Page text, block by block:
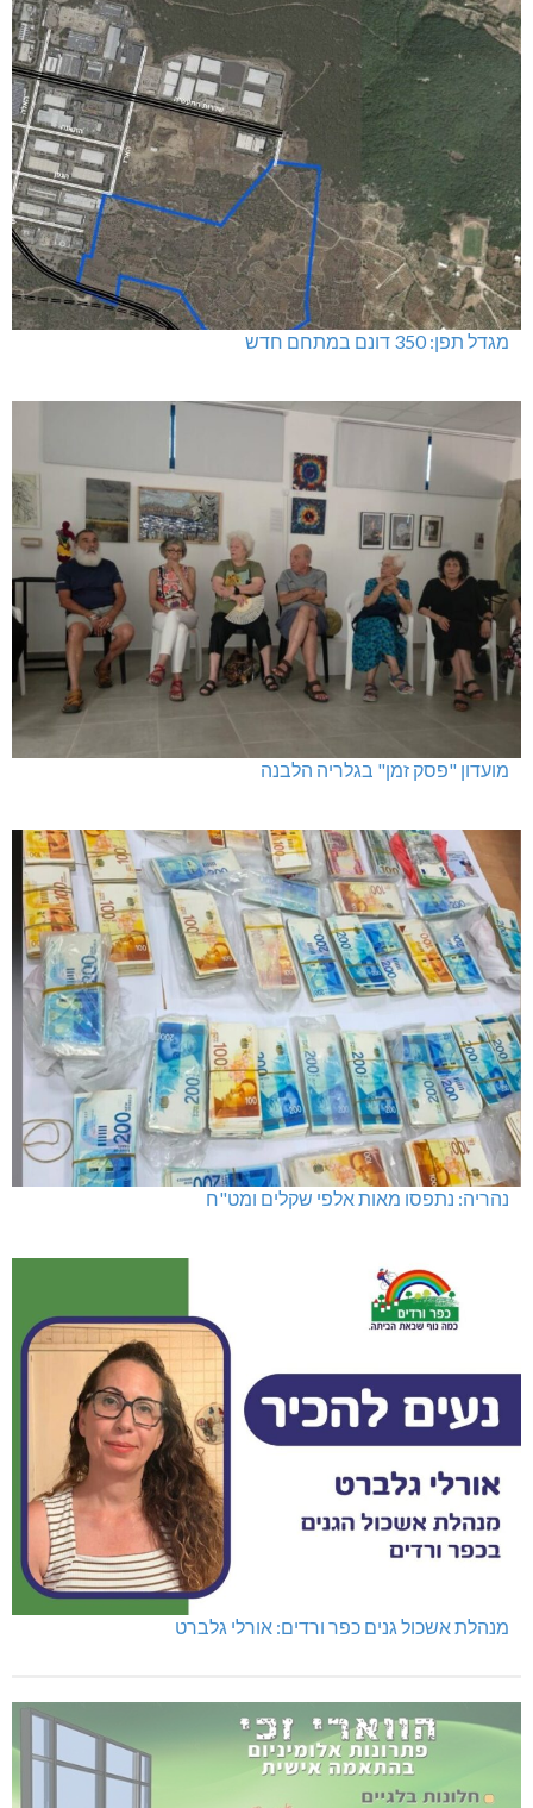
מגדל תפן: 350 דונם במתחם חדש
מועדון "פסק זמן" בגלריה הלבנה
נהריה: נתפסו מאות אלפי שקלים ומט"ח
מנהלת אשכול גנים כפר ורדים: אורלי גלברט